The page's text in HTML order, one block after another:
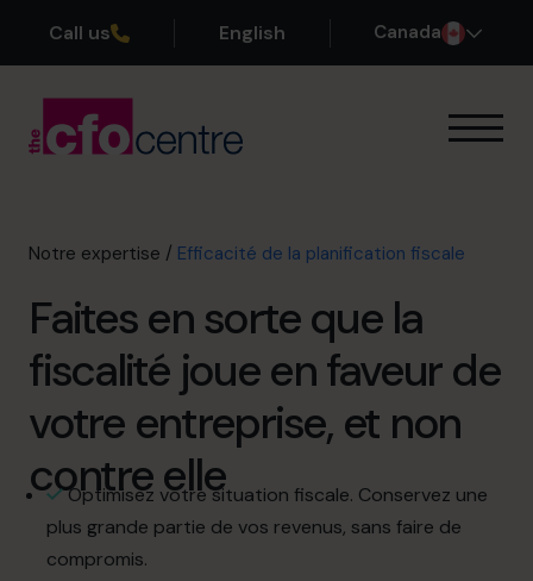
Call us English Canada
Nos CFO
À propos
Rejoindre l’Équipe
Réservez une session de découverte
514-906-8839
info.ca@cfocentre.com
Notre expertise / Efficacité de la planification fiscale
Faites en sorte que la
fiscalité joue en faveur de
votre entreprise, et non
contre elle
Optimisez votre situation fiscale. Conservez une
plus grande partie de vos revenus, sans faire de
compromis.